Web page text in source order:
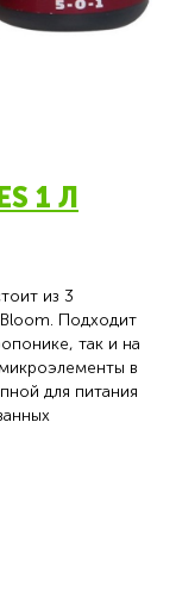
1 Л
из 3
Подходит
так и на
в
для питания